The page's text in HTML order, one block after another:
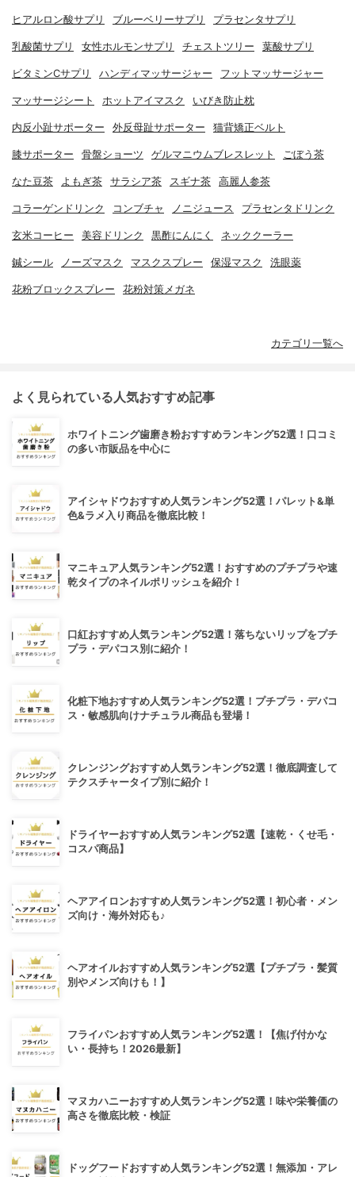
ヒアルロン酸サプリ ブルーベリーサプリ プラセンタサプリ
乳酸菌サプリ 女性ホルモンサプリ チェストツリー 葉酸サプリ
ビタミンCサプリ ハンディマッサージャー フットマッサージャー
マッサージシート ホットアイマスク いびき防止枕
内反小趾サポーター 外反母趾サポーター 猫背矯正ベルト
膝サポーター 骨盤ショーツ ゲルマニウムブレスレット ごぼう茶
なた豆茶 よもぎ茶 サラシア茶 スギナ茶 高麗人参茶
コラーゲンドリンク コンブチャ ノニジュース プラセンタドリンク
玄米コーヒー 美容ドリンク 黒酢にんにく ネッククーラー
鍼シール ノーズマスク マスクスプレー 保湿マスク 洗眼薬
花粉ブロックスプレー 花粉対策メガネ
カテゴリ一覧へ
よく見られている人気おすすめ記事
ホワイトニング歯磨き粉おすすめランキング52選！口コミ
の多い市販品を中心に
アイシャドウおすすめ人気ランキング52選！パレット&単
色&ラメ入り商品を徹底比較！
マニキュア人気ランキング52選！おすすめのプチプラや速
乾タイプのネイルポリッシュを紹介！
口紅おすすめ人気ランキング52選！落ちないリップをプチ
プラ・デパコス別に紹介！
化粧下地おすすめ人気ランキング52選！プチプラ・デパコ
ス・敏感肌向けナチュラル商品も登場！
クレンジングおすすめ人気ランキング52選！徹底調査して
テクスチャータイプ別に紹介！
ドライヤーおすすめ人気ランキング52選【速乾・くせ毛・
コスパ商品】
ヘアアイロンおすすめ人気ランキング52選！初心者・メン
ズ向け・海外対応も♪
ヘアオイルおすすめ人気ランキング52選【プチプラ・髪質
別やメンズ向けも！】
フライパンおすすめ人気ランキング52選！【焦げ付かな
い・長持ち！2026最新】
マヌカハニーおすすめ人気ランキング52選！味や栄養価の
高さを徹底比較・検証
ドッグフードおすすめ人気ランキング52選！無添加・アレ